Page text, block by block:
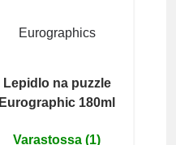
Eurographics
Lepidlo na puzzle
Eurographic 180ml
Varastossa (1)